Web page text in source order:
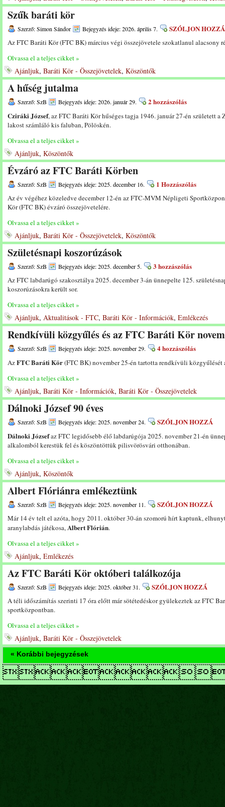
Szűk baráti kör
Szerző: Simon Sándor Bejegyzés ideje: 2026. április 7. SZÓLJON HOZZÁ
Az FTC Baráti Kör (FTC BK) március végi összejövetele szokatlanul alacsony
Olvassa el a teljes cikket »
Ajánljuk, Baráti Kör - Összejövetelek, Köszöntők
A hűség jutalma
Szerző: SzB Bejegyzés ideje: 2026. január 29.
2 hozzászólás
Cziráki József, az FTC Baráti Kör hűséges tagja 1946. január 27-én született
lakost számláló kis faluban, Pölöskén.
Olvassa el a teljes cikket »
Ajánljuk, Köszöntők
Évzáró az FTC Baráti Körben
Szerző: SzB Bejegyzés ideje: 2025. december 16. 1 Hozzászólás
Az év végéhez közeledve december 12-én az FTC-MVM Népligeti
Kör (FTC BK) évzáró összejövetelére.
Olvassa el a teljes cikket »
Ajánljuk, Baráti Kör - Összejövetelek, Köszöntők
Születésnapi koszorúzások
Szerző: SzB Bejegyzés ideje: 2025. december 5. 3 hozzászólás
Az FTC labdarúgó szakosztálya 2025. december 3-án ünnepelte 125.
koszorúzásokra került sor.
Olvassa el a teljes cikket »
Ajánljuk, Aktualitások - FTC, Baráti Kör - Információk, Emlékezés
Rendkívüli közgyűlés és az FTC Baráti Kör
Szerző: SzB Bejegyzés ideje: 2025. november 29. 4 hozzászólás
AzFTC Baráti Kör(FTC BK) november 25-én tartotta rendkívüli
Olvassa el a teljes cikket »
Ajánljuk, Baráti Kör - Információk, Baráti Kör - Összejövetelek
Dálnoki József 90 éves
Szerző: SzB Bejegyzés ideje: 2025. november 24.
SZÓLJON HOZZÁ
Dálnoki Józsefaz FTC legidősebb élő labdarúgója 2025. november 21-én
alkalomból kerestük fel és köszöntöttük pilisvörösvári otthonában.
Olvassa el a teljes cikket »
Ajánljuk, Köszöntők
Albert Flóriánra emlékeztünk
Szerző: SzB Bejegyzés ideje: 2025. november 11. SZÓLJON HOZZÁ
Már 14 év telt el azóta, hogy 2011. október 30-án szomorú hírt kaptunk,
aranylabdás játékosa,Albert Flórián.
Olvassa el a teljes cikket »
Ajánljuk, Emlékezés
Az FTC Baráti Kör októberi találkozója
Szerző: SzB Bejegyzés ideje: 2025. október 31. SZÓLJON HOZZÁ
A téli időszámítás szerinti 17 óra előtt már sötétedéskor gyülekeztek az FTC
sportközpontban.
Olvassa el a teljes cikket »
Ajánljuk, Baráti Kör - Összejövetelek
« Korábbi bejegyzések